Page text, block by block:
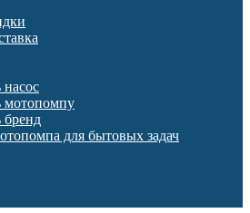
мотопомпу
бренд
для бытовых задач